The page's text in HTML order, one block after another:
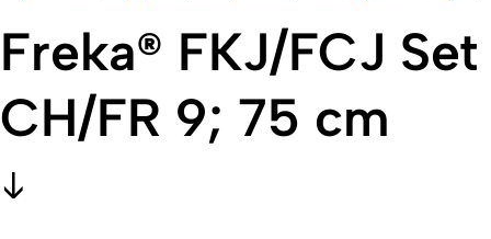
Freka® FKJ/FCJ Set
CH/FR 9; 75 cm